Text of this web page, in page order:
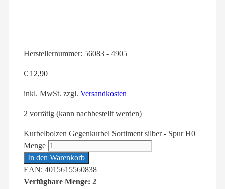
Herstellernummer: 56083 - 4905
€ 12,90
inkl. MwSt. zzgl. Versandkosten
2 vorrätig (kann nachbestellt werden)
Kurbelbolzen Gegenkurbel Sortiment silber - Spur H0
Menge
In den Warenkorb
EAN: 4015615560838
Verfügbare Menge: 2